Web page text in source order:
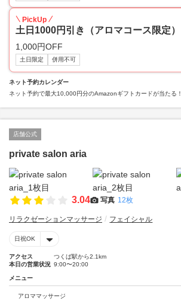
PickUp
土日1000円引き（アロマコース限定）
1,000円OFF
土日限定 併用不可
ネット予約カレンダー
ネット予約で最大10,000円分のAmazonギフトカードが当たる！
店舗公式
private salon aria
3.04 写真 12枚
リラクゼーションマッサージ フェイシャル
日祝OK
アクセス
つくば駅から2.1km
本日の営業状況 9:00〜20:00
メニュー
アロママッサージ